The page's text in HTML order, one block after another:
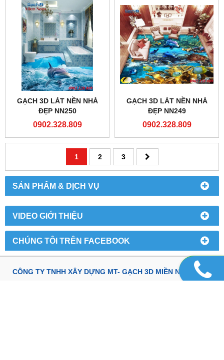
SẢN PHẨM & DỊCH VỤ
VIDEO GIỚI THIỆU
CHÚNG TÔI TRÊN FACEBOOK
GẠCH 3D LÁT NỀN NHÀ
ĐẸP NN250
0902.328.809
GẠCH 3D LÁT NỀN NHÀ
ĐẸP NN249
0902.328.809
1 2 3
CÔNG TY TNHH XÂY DỰNG MT- GẠCH 3D MIỀN NAM